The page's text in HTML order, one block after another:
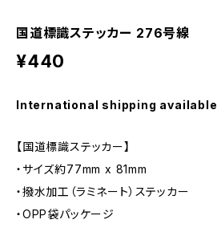
国道標識ステッカー 276号線
¥440
International shipping available
【国道標識ステッカー】
・サイズ約77mm x 81mm
・撥水加工（ラミネート）ステッカー
・OPP袋パッケージ